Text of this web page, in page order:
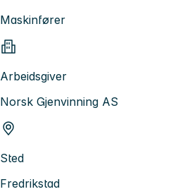
Maskinfører
Arbeidsgiver
Norsk Gjenvinning AS
Sted
Fredrikstad